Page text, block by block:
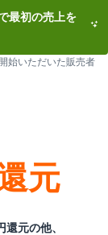
最初の売上を
始いただいた販売者
元
元の他、